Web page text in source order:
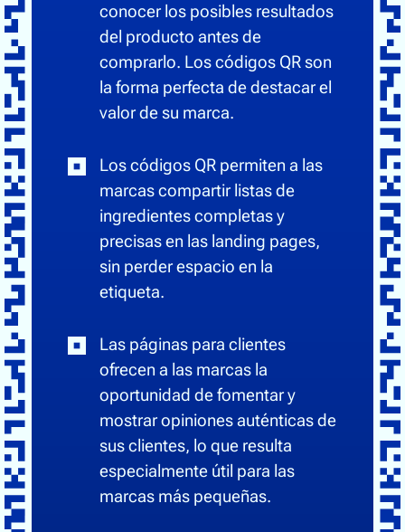
conocer los posibles resultados
del producto antes de
comprarlo. Los códigos QR son
la forma perfecta de destacar el
valor de su marca.
Los códigos QR permiten a las
marcas compartir listas de
ingredientes completas y
precisas en las landing pages,
sin perder espacio en la
etiqueta.
Las páginas para clientes
ofrecen a las marcas la
oportunidad de fomentar y
mostrar opiniones auténticas de
sus clientes, lo que resulta
especialmente útil para las
marcas más pequeñas.